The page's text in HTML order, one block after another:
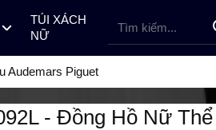
TÚI XÁCH
NỮ
Audemars Piguet
- Đồng Hồ Nữ